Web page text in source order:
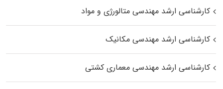
کارشناسی ارشد مهندسی متالورژی و مواد
کارشناسی ارشد مهندسی مکانیک
کارشناسی ارشد مهندسی معماری کشتی